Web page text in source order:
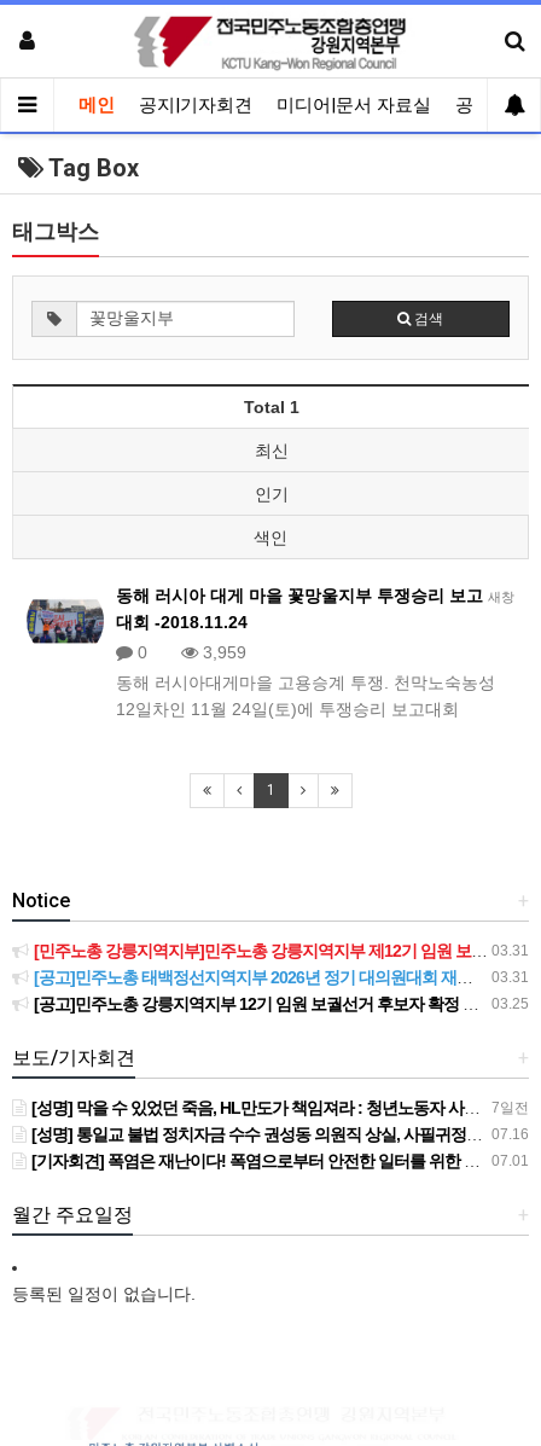
메인 공지|기자회견 미디어|문서 자료실 공유게시
Tag Box
태그박스
검색
Total 1
최신
인기
색인
새창
동해 러시아 대게 마을 꽃망울지부 투쟁승리 보고
대회 -2018.11.24
0
3,959
동해 러시아대게마을 고용승계 투쟁. 천막노숙농성
12일차인 11월 24일(토)에 투쟁승리 보고대회
1
+
Notice
03.31
[민주노총 강릉지역지부]민주노총 강릉지역지부 제12기 임원 보궐선거결과 공고
03.31
[공고]민주노총 태백정선지역지부 2026년 정기 대의원대회 재소집 건
03.25
[공고]민주노총 강릉지역지부 12기 임원 보궐선거 후보자 확정 공고
+
보도/기자회견
7일전
[성명] 막을 수 있었던 죽음, HL만도가 책임져라 : 청년노동자 사망사고의 철저한 진상규명과 재발방지 대책 마련하라
07.16
[성명] 통일교 불법 정치자금 수수 권성동 의원직 상실, 사필귀정이다
07.01
[기자회견] 폭염은 재난이다! 폭염으로부터 안전한 일터를 위한 민주노총 강원지역본부 폭염감시단 선포 기자회견
+
월간 주요일정
등록된 일정이 없습니다.